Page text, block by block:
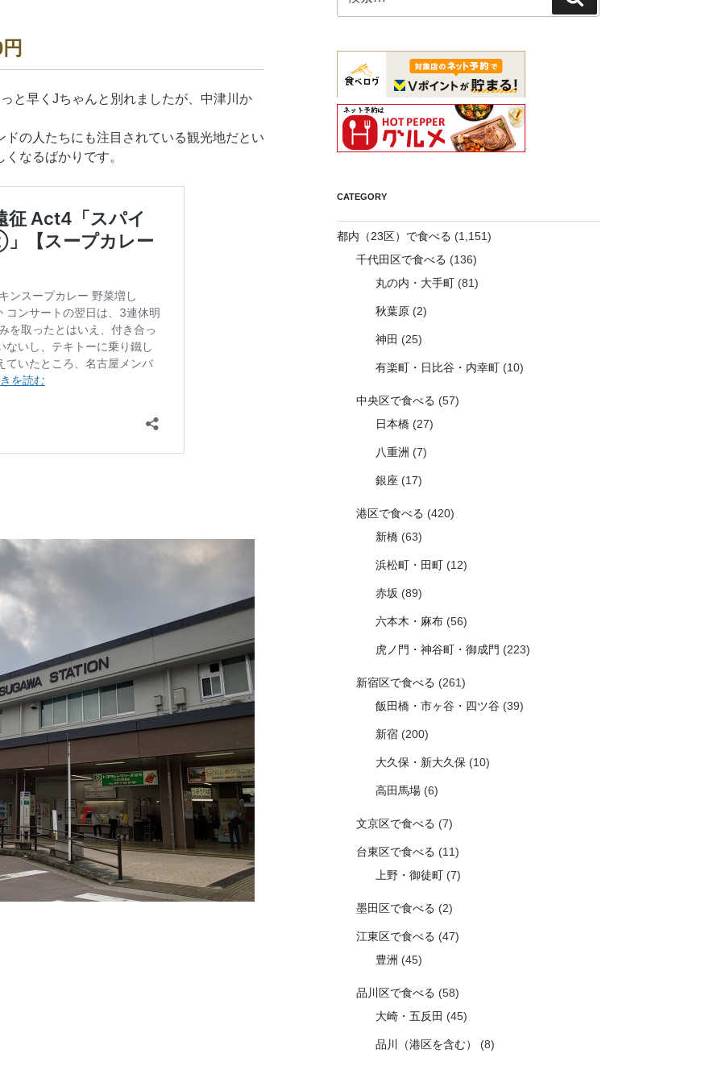
と早くJちゃんと別れましたが、中津川か
の人たちにも注目されている観光地だとい
なるばかりです。
索:
索
CATEGORY
都内（23区）で食べる (1,151)
千代田区で食べる (136)
丸の内・大手町 (81)
秋葉原 (2)
神田 (25)
有楽町・日比谷・内幸町 (10)
中央区で食べる (57)
日本橋 (27)
八重洲 (7)
銀座 (17)
港区で食べる (420)
新橋 (63)
浜松町・田町 (12)
赤坂 (89)
六本木・麻布 (56)
虎ノ門・神谷町・御成門 (223)
新宿区で食べる (261)
飯田橋・市ヶ谷・四ツ谷 (39)
新宿 (200)
大久保・新大久保 (10)
高田馬場 (6)
文京区で食べる (7)
台東区で食べる (11)
上野・御徒町 (7)
墨田区で食べる (2)
江東区で食べる (47)
豊洲 (45)
品川区で食べる (58)
大崎・五反田 (45)
品川（港区を含む） (8)